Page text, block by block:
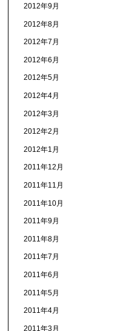
2012年9月
2012年8月
2012年7月
2012年6月
2012年5月
2012年4月
2012年3月
2012年2月
2012年1月
2011年12月
2011年11月
2011年10月
2011年9月
2011年8月
2011年7月
2011年6月
2011年5月
2011年4月
2011年3月